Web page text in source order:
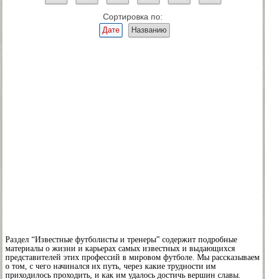
Сортировка по:
Дате Названию
Раздел “Известные футболисты и тренеры” содержит подробные
материалы о жизни и карьерах самых известных и выдающихся
представителей этих профессий в мировом футболе. Мы рассказываем
о том, с чего начинался их путь, через какие трудности им
приходилось проходить, и как им удалось достичь вершин славы.